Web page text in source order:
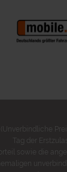
Tag der
sowie die